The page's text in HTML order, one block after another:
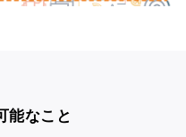
能なこと